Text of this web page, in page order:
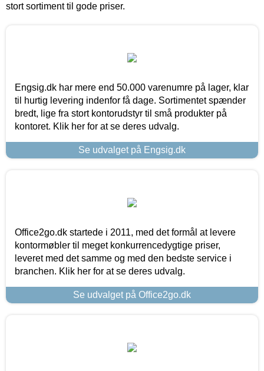
stort sortiment til gode priser.
Engsig.dk har mere end 50.000 varenumre på lager, klar
til hurtig levering indenfor få dage. Sortimentet spænder
bredt, lige fra stort kontorudstyr til små produkter på
kontoret. Klik her for at se deres udvalg.
Se udvalget på Engsig.dk
Office2go.dk startede i 2011, med det formål at levere
kontormøbler til meget konkurrencedygtige priser,
leveret med det samme og med den bedste service i
branchen. Klik her for at se deres udvalg.
Se udvalget på Office2go.dk